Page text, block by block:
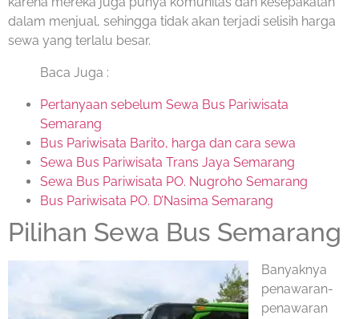
dalam menjual, sehingga tidak akan terjadi selisih harga
sewa yang terlalu besar.
Baca Juga :
Pertanyaan sebelum Sewa Bus Pariwisata
Semarang
Bus Pariwisata Barito, harga dan cara sewa
Sewa Bus Pariwisata Trans Jaya Semarang
Sewa Bus Pariwisata PO. Nugroho Semarang
Bus Pariwisata PO. D’Nasima Semarang
Pilihan Sewa Bus Semarang
Banyaknya
penawaran-
penawaran